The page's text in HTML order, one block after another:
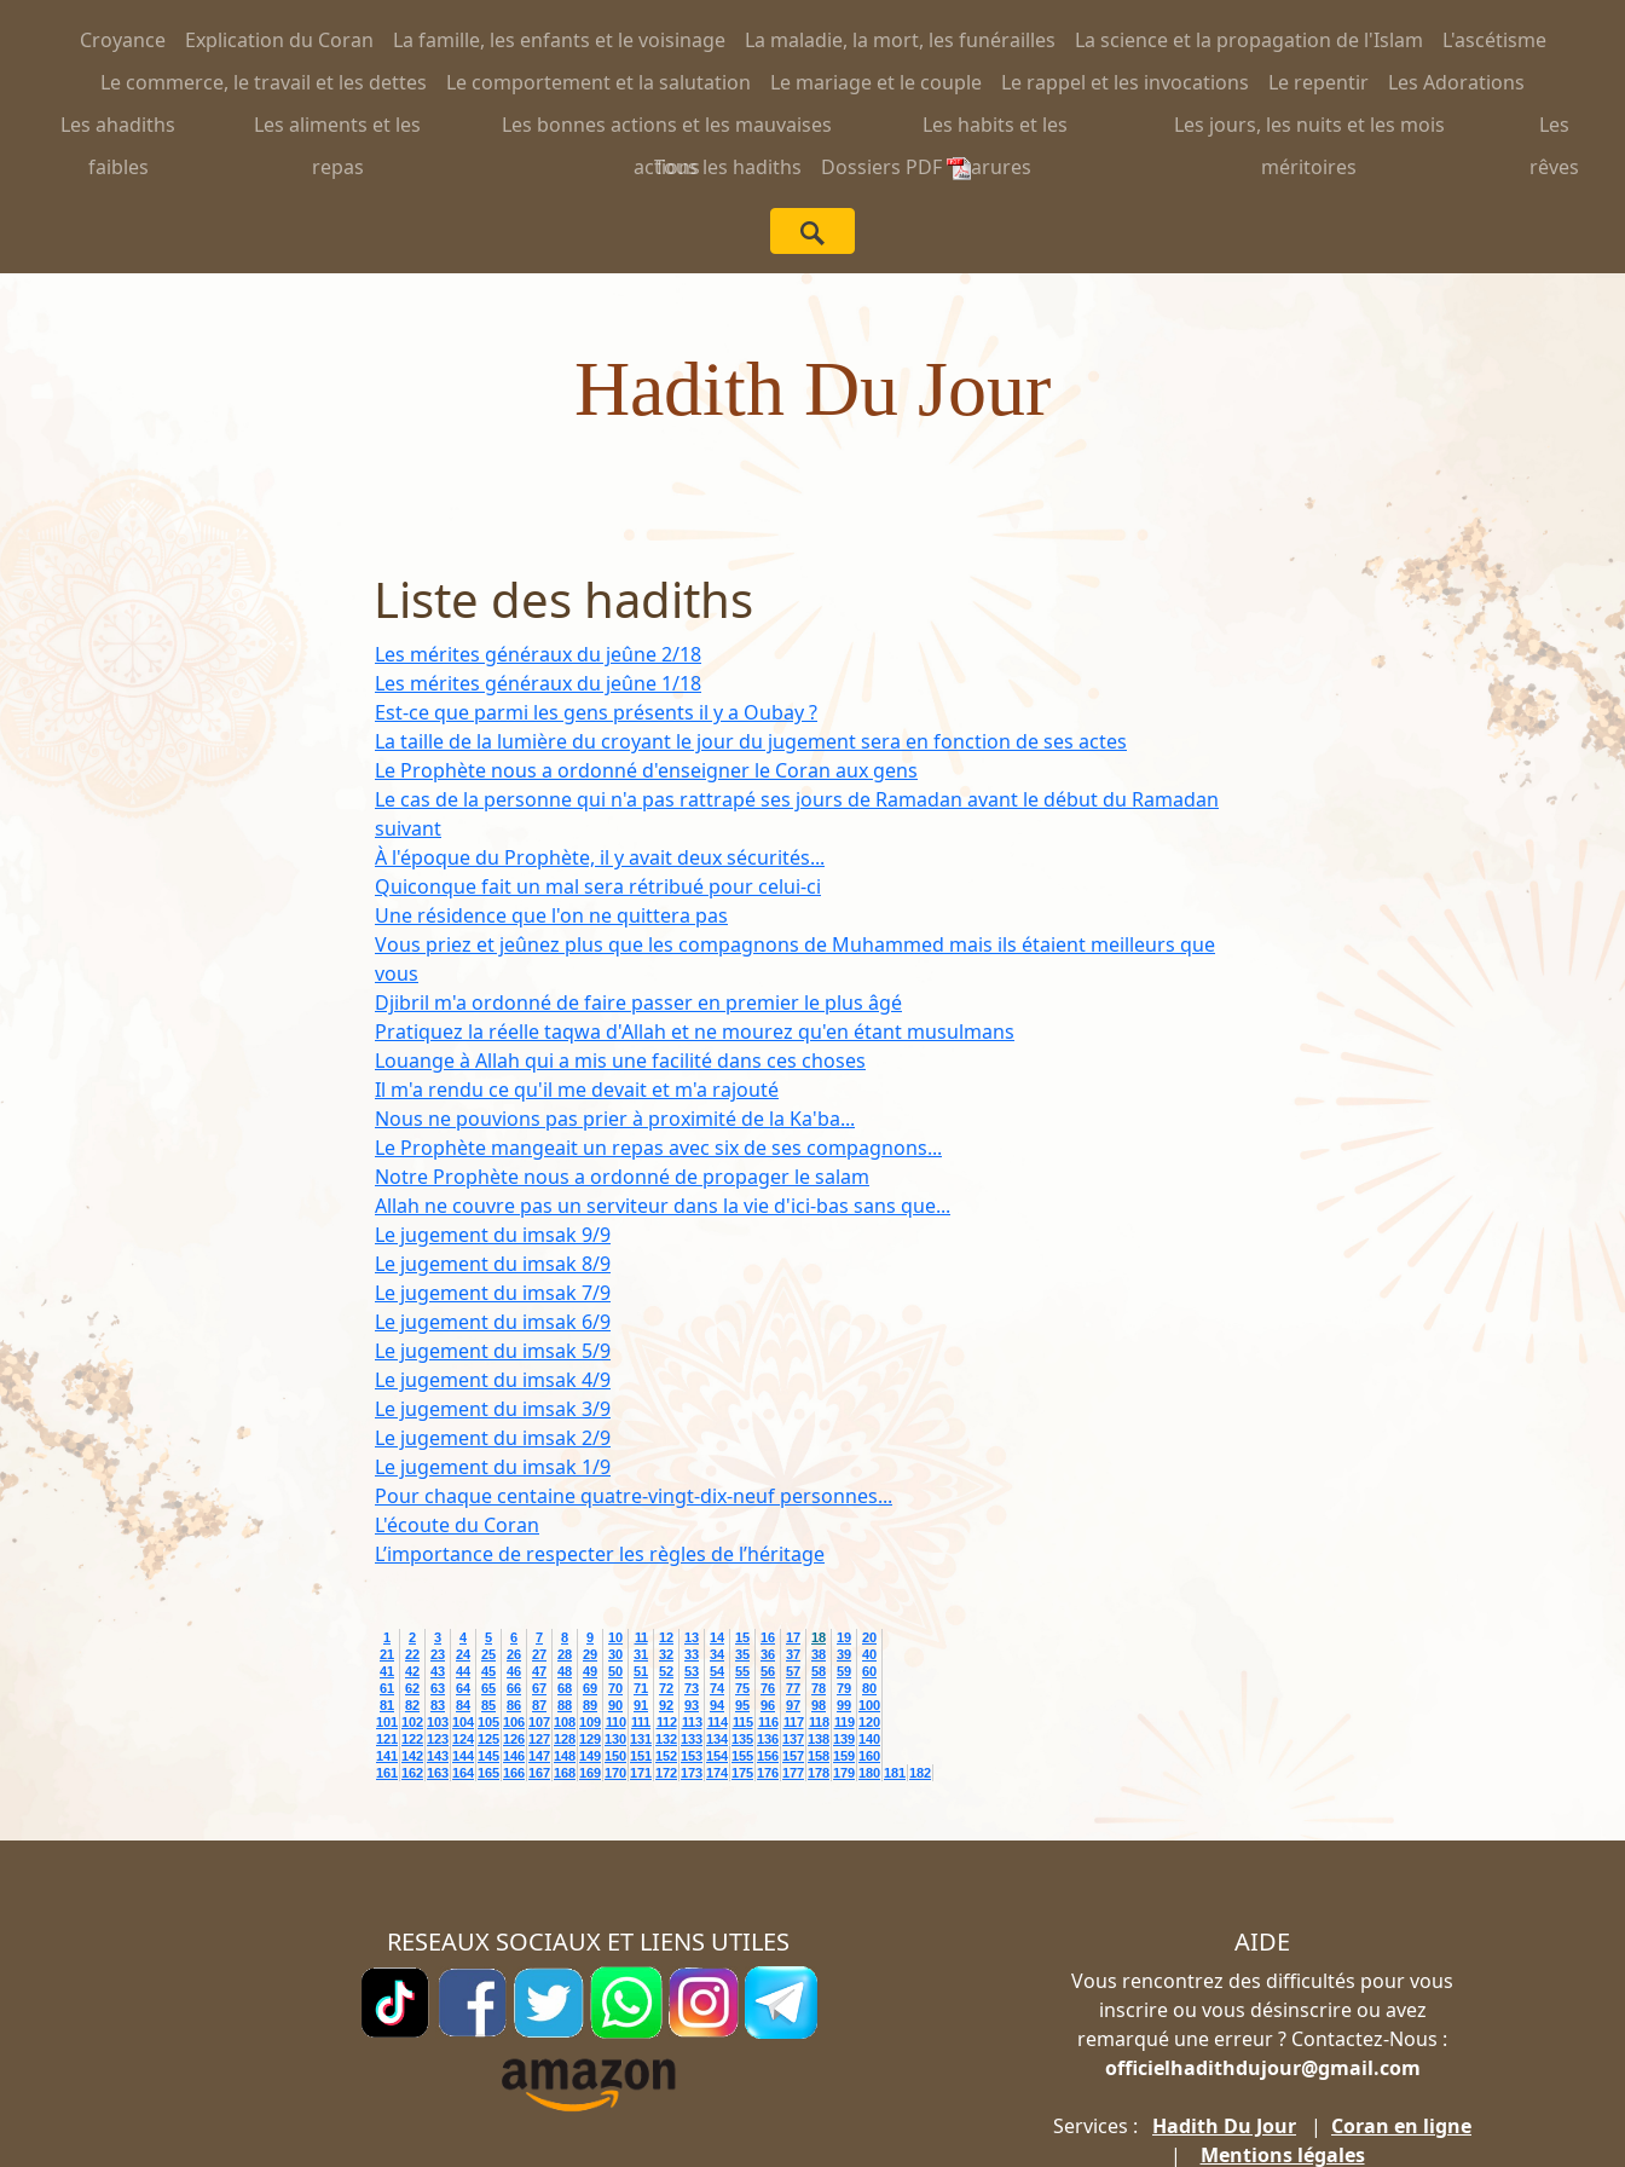
Croyance Explication du Coran La famille, les enfants et le voisinage La maladie, la mort, les funérailles La science et la propagation de l'Islam
L'ascétisme
Le commerce, le travail et les dettes
Le comportement et la salutation Le mariage et le couple Le rappel et les invocations Le repentir
Les Adorations
Les ahadiths
faibles
Les aliments et les
repas
Les bonnes actions et les mauvaises
actions
Les habits et les
parures
Les jours, les nuits et les mois
méritoires
Les
rêves
Tous les hadiths Dossiers PDF
Hadith Du Jour
Liste des hadiths
Les mérites généraux du jeûne 2/18
Les mérites généraux du jeûne 1/18
Est-ce que parmi les gens présents il y a Oubay ?
La taille de la lumière du croyant le jour du jugement sera en fonction de ses actes
Le Prophète nous a ordonné d'enseigner le Coran aux gens
Le cas de la personne qui n'a pas rattrapé ses jours de Ramadan avant le début du Ramadan
suivant
À l'époque du Prophète, il y avait deux sécurités...
Quiconque fait un mal sera rétribué pour celui-ci
Une résidence que l'on ne quittera pas
Vous priez et jeûnez plus que les compagnons de Muhammed mais ils étaient meilleurs que
vous
Djibril m'a ordonné de faire passer en premier le plus âgé
Pratiquez la réelle taqwa d'Allah et ne mourez qu'en étant musulmans
Louange à Allah qui a mis une facilité dans ces choses
Il m'a rendu ce qu'il me devait et m'a rajouté
Nous ne pouvions pas prier à proximité de la Ka'ba...
Le Prophète mangeait un repas avec six de ses compagnons...
Notre Prophète nous a ordonné de propager le salam
Allah ne couvre pas un serviteur dans la vie d'ici-bas sans que...
Le jugement du imsak 9/9
Le jugement du imsak 8/9
Le jugement du imsak 7/9
Le jugement du imsak 6/9
Le jugement du imsak 5/9
Le jugement du imsak 4/9
Le jugement du imsak 3/9
Le jugement du imsak 2/9
Le jugement du imsak 1/9
Pour chaque centaine quatre-vingt-dix-neuf personnes...
L'écoute du Coran
L’importance de respecter les règles de l’héritage
1 2 3 4 5 6 7 8 9 10 11 12 13 14 15 16 17 18 19
20
21
22 23 24 25 26 27 28 29 30 31 32 33 34 35 36 37 38 39
40
41
42 43 44 45 46 47 48 49 50 51 52 53 54 55 56 57 58 59
60
61
62 63 64 65 66 67 68 69 70 71 72 73 74 75 76 77 78 79
80
81
82 83 84 85 86 87 88 89 90 91 92 93 94 95 96 97 98 99 100
101 102 103 104 105 106 107 108 109 110 111 112 113 114 115 116 117 118 119 120
121 122 123 124 125 126 127 128 129 130 131 132 133 134 135 136 137 138 139 140
141 142 143 144 145 146 147 148 149 150 151 152 153 154 155 156 157 158 159 160
161 162 163 164 165 166 167 168 169 170 171 172 173 174 175 176 177 178 179 180 181 182
RESEAUX SOCIAUX ET LIENS UTILES AIDE
Vous rencontrez des difficultés pour vous
inscrire ou vous désinscrire ou avez
remarqué une erreur ? Contactez-Nous :
officielhadithdujour@gmail.com
Services : Hadith Du Jour | Coran en ligne
| Mentions légales